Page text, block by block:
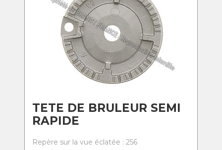
TETE DE BRULEUR SEMI
RAPIDE
Repère sur la vue éclatée : 256